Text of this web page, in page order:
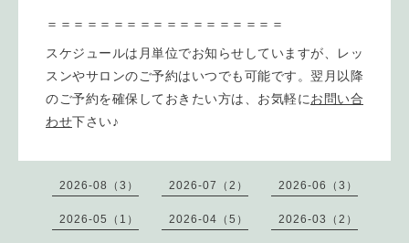
＝＝＝＝＝＝＝＝＝＝＝＝＝＝＝＝＝＝
スケジュールは月単位でお知らせしていますが、レッ
スンやサロンのご予約はいつでも可能です。翌月以降
のご予約を確保しておきたい方は、お気軽にお問い合
わせ下さい♪
2026-08（3） 2026-07（2） 2026-06（3）
2026-05（1） 2026-04（5） 2026-03（2）